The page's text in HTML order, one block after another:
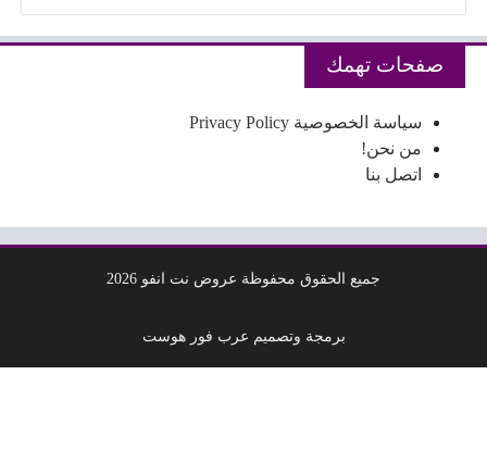
صفحات تهمك
سياسة الخصوصية Privacy Policy
من نحن!
اتصل بنا
جميع الحقوق محفوظة عروض نت انفو 2026
برمجة وتصميم عرب فور هوست